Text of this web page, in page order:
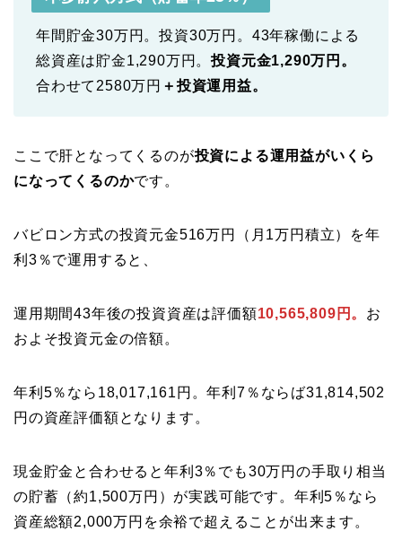
年間貯金30万円。投資30万円。43年稼働による
総資産は貯金1,290万円。投資元金1,290万円。
合わせて2580万円 ＋投資運用益。
ここで肝となってくるのが投資による運用益がいくら
になってくるのかです。
バビロン方式の投資元金516万円（月1万円積立）を年
利3％で運用すると、
運用期間43年後の投資資産は評価額10,565,809円。 お
およそ投資元金の倍額。
年利5％なら18,017,161円。年利7％ならば31,814,502
円の資産評価額となります。
現金貯金と合わせると年利3％でも30万円の手取り相当
の貯蓄（約1,500万円）が実践可能です。年利5％なら
資産総額2,000万円を余裕で超えることが出来ます。